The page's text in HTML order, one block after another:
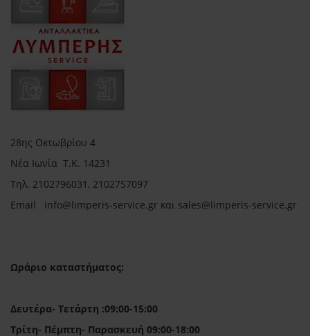
28ης Οκτωβρίου 4
Νέα Ιωνία Τ.Κ. 14231
Τηλ. 2102796031, 2102757097
Email info@limperis-service.gr και sales@limperis-service.gr
Ωράριο καταστήματος:
Δευτέρα- Τετάρτη :09:00-15:00
Τρίτη- Πέμπτη- Παρασκευή 09:00-18:00